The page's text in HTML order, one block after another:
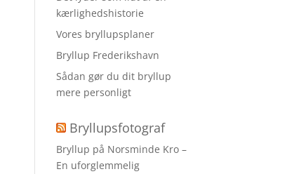
kærlighedshistorie
Vores bryllupsplaner
Bryllup Frederikshavn
Sådan gør du dit bryllup
mere personligt
Bryllupsfotograf
Bryllup på Norsminde Kro –
En uforglemmelig